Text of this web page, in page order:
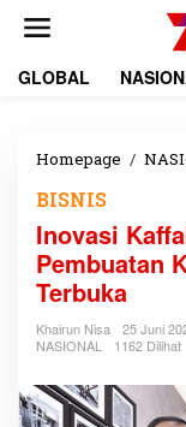
GLOBAL
Homepage /
BISNIS
Inovasi
Pembuatan
Terbuka
Khairun Nisa
25 Juni
NASIONAL
1162 Dilihat